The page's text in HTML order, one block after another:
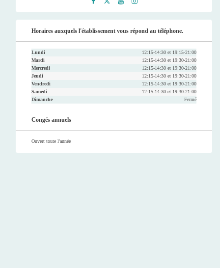
ook
er
be
ram
Horaires auxquels l'établissement vous répond au téléphone.
Lundi
12:15-14:30 et 19:15-21:00
Mardi
12:15-14:30 et 19:30-21:00
Mercredi
12:15-14:30 et 19:30-21:00
Jeudi
12:15-14:30 et 19:30-21:00
Vendredi
12:15-14:30 et 19:30-21:00
Samedi
12:15-14:30 et 19:30-21:00
Dimanche
Fermé
Congés annuels
Ouvert toute l'année